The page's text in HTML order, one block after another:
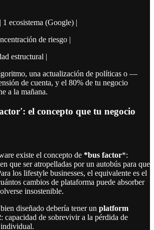
1 ecosistema (Google) |
de riesgo |
estructural |
una actualización de políticas o —
de cuenta, y el 80% de tu negocio
a la mañana.
el concepto que tu negocio
existe el concepto de *bus factor*:
que ser atropelladas por un autobús para que
los lifestyle businesses, el equivalente es el
cambios de plataforma puede absorber
insostenible.
diseñado debería tener un platform
: capacidad de sobrevivir a la pérdida de
individual.